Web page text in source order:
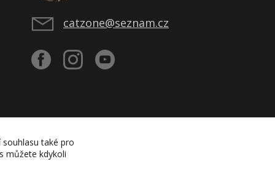
catzone@seznam.cz
také pro
můžete kdykoli